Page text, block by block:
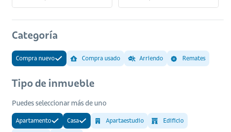
Categoría
Compra nuevo Compra usado Arriendo Remates
Tipo de inmueble
Puedes seleccionar más de uno
Apartamento Casa Apartaestudio Edificio